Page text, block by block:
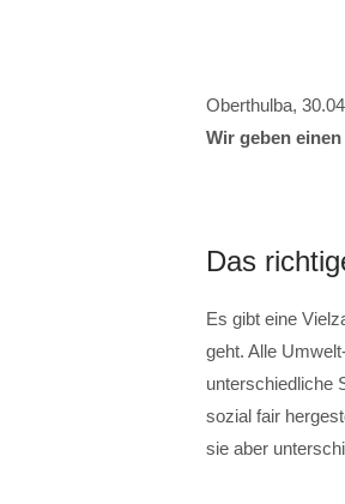
Oberthulba,
Wir geben
Das
Es gibt eine
geht. Alle
unterschiedliche
sozial fair
sie aber